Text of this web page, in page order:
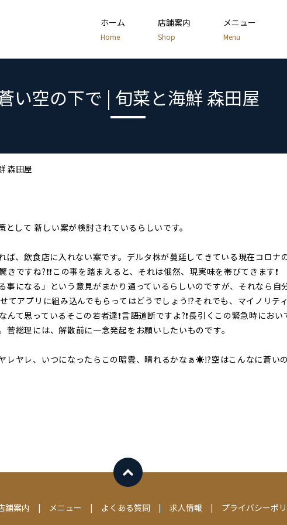
ホーム
Home
店舗案内
Shop
メニュー
Menu
い空の下で | 旬菜と海鮮 森田屋
森田屋
して 新しい案が検討されているらしいです。
ば、飲食店に入れない案です。デルタ株が蔓延してきている現在コロナ
ですね?❗️❗️この事を踏まえると、それは俄然、現実味を帯びてきます❗
事になる」という意見がまかり通っているらしいのですが、それなら自
てアプリに組み込んでもらってはどうでしょう⁉️それでも、マイノリテ
て思っているそこの若者達❗言語道断ですよ?❗長引くこの緊急時にお
総理には、解散前に一念発起をお願いしたいものです。
ヤレ、いつになったらこの暗雲、晴れるかなぁ☀️⁉️空はこんなに蒼いの
舗案内 メニュー よくある質問 求人情報
プライバシーポ